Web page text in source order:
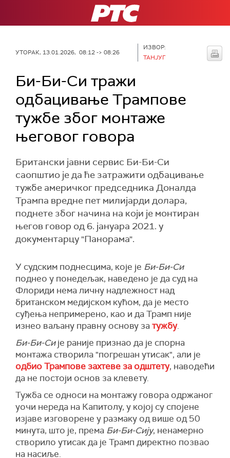
РТС
УТОРАК, 13.01.2026, 08:12 -> 08:26
ИЗВОР:
ТАНЈУГ
Би-Би-Си тражи
одбацивање Трампове
тужбе због монтаже
његовог говора
Британски јавни сервис Би-Би-Си
саопштио је да ће затражити одбацивање
тужбе америчког председника Доналда
Трампа вредне пет милијарди долара,
поднете због начина на који је монтиран
његов говор од 6. јануара 2021. у
документарцу "Панорама".
У судским поднесцима, које је Би-Би-Си
поднео у понедељак, наведено је да суд на
Флориди нема личну надлежност над
британском медијском кућом, да је место
суђења непримерено, као и да Трамп није
изнео ваљану правну основу затужбу.
Би-Би-Сије раније признао да је спорна
монтажа створила "погрешан утисак", али је
одбио Трампове захтеве за одштету, наводећи
да не постоји основ за клевету.
Тужба се односи на монтажу говора одржаног
уочи нереда на Капитолу, у којој су спојене
изјаве изговорене у размаку од више од 50
минута, што је, према Би-Би-Сију, ненамерно
створило утисак да је Трамп директно позвао
на насиље.